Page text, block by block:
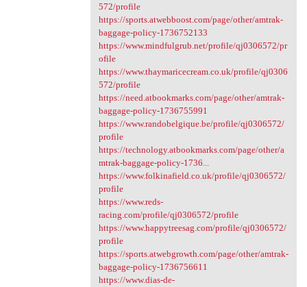
572/profile
https://sports.atwebboost.com/page/other/amtrak-
baggage-policy-1736752133
https://www.mindfulgrub.net/profile/qj0306572/pr
ofile
https://www.thaymaricecream.co.uk/profile/qj0306
572/profile
https://need.atbookmarks.com/page/other/amtrak-
baggage-policy-1736755991
https://www.randobelgique.be/profile/qj0306572/
profile
https://technology.atbookmarks.com/page/other/a
mtrak-baggage-policy-1736...
https://www.folkinafield.co.uk/profile/qj0306572/
profile
https://www.reds-
racing.com/profile/qj0306572/profile
https://www.happytreesag.com/profile/qj0306572/
profile
https://sports.atwebgrowth.com/page/other/amtrak-
baggage-policy-1736756611
https://www.dias-de-